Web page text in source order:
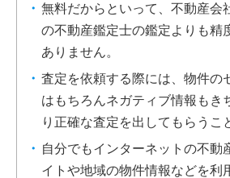
無料だからといって、不動産会
の不動産鑑定士の鑑定よりも精
ありません。
査定を依頼する際には、物件の
はもちろんネガティブ情報もき
り正確な査定を出してもらうこ
自分でもインターネットの不動
イトや地域の物件情報などを利